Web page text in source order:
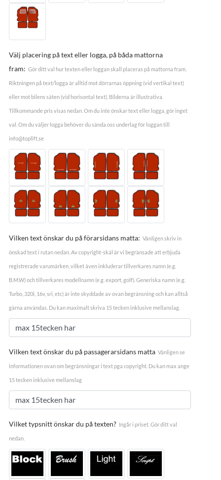
Välj placering på text eller logga, på båda mattorna
fram: Gör ditt val hur texten eller loggan skall placeras på mattorna fram.
Riktningen på text/logga är alltid mot dörrarnas öppning (vid vertikal text)
eller mot bilens säten (vid horisontal text). Bilderna är illustrativa.
Tillkommande pris visas nedan. Om du inte önskar text eller logga, gör inget
val. Om du väljer logga behöver du sända oss underlag för loggan till
info@toplift.se
Vilken text önskar du på förarsidans matta: Vänligen skriv in
önskad text i rutan nedan. Av copyright-skäl är vi begränsade att erbjuda
registrerade varumärken, vilket även inkluderar tillverkares namn (e.g.
B.M.W) och tillverkares modellnamn (e.g. export, golf). Generiska namn (e.g.
Turbo, 320i, 16v, sri, etc) är inte skyddade av ovan begränsning och kan alltså
gärna användas. Du kan maximalt skriva 15 tecken inklusive mellanslag.
Vilken text önskar du på passagerarsidans matta Vänligen se
informationen ovan om begränsningar i text pga copyright. Du kan max ange
15 tecken inklusive mellanslag
Vilket typsnitt önskar du på texten? Ingår i priset. Gör ditt val
nedan.